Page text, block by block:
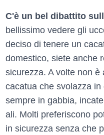
C'è un bel dibattito
bellissimo vedere gli
deciso di tenere un
domestico, siete anche
sicurezza. A volte non
cacatua che svolazza
sempre in gabbia,
ali. Molti preferiscono
in sicurezza senza che